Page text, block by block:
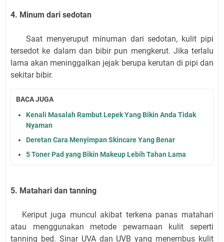
4. Minum dari sedotan
Saat menyeruput minuman dari sedotan, kulit pipi
tersedot ke dalam dan bibir pun mengkerut. Jika terlalu
lama akan meninggalkan jejak berupa kerutan di pipi dan
sekitar bibir.
BACA JUGA
Kenali Masalah Rambut Lepek Yang Bikin Anda Tidak
Nyaman
Deretan Cara Menyimpan Skincare Yang Benar
5 Toner Pad yang Bikin Makeup Lebih Tahan Lama
5. Matahari dan tanning
Keriput juga muncul akibat terkena panas matahari
atau menggunakan metode pewarnaan kulit seperti
tanning bed. Sinar UVA dan UVB yang menembus kulit